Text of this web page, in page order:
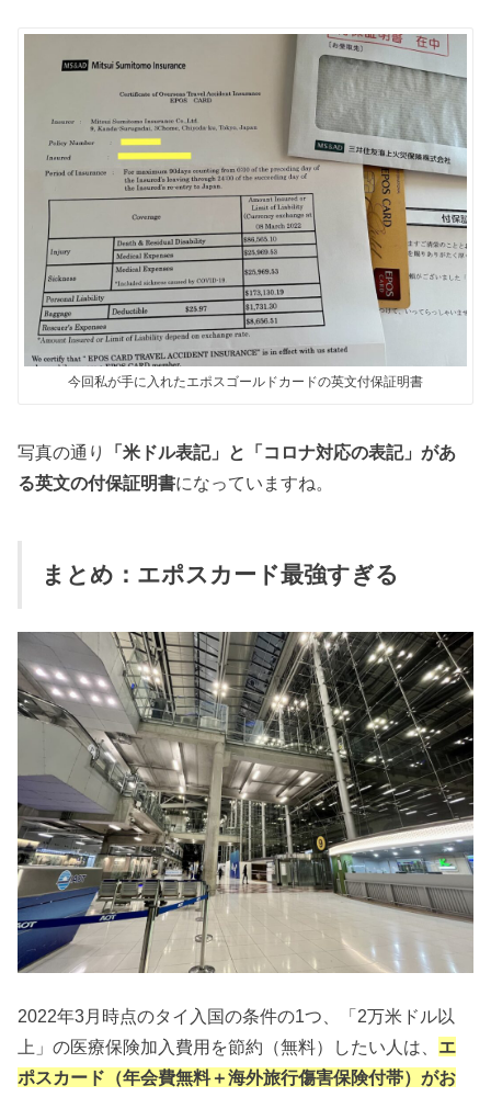
今回私が手に入れたエポスゴールドカードの英文付保証明書
写真の通り
「米ドル表記」と「コロナ対応の表記」があ
る英文の付保証明書になっていますね。
まとめ：エポスカード最強すぎる
2022年3月時点のタイ入国の条件の1つ、「2万米ドル以
上」の医療保険加入費用を節約（無料）したい人は、 エ
ポスカード（年会費無料＋海外旅行傷害保険付帯）がお